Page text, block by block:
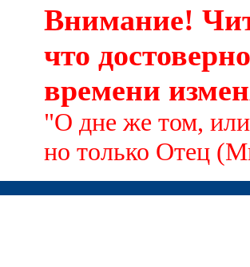
Внимание!
что
времени
"О дне же том,
но только Отец